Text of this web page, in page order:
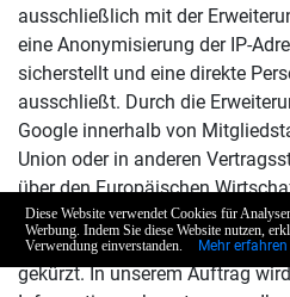
ausschließlich mit der
eine Anonymisierung der IP-
sicherstellt und eine direkte
ausschließt. Durch die
Google innerhalb von
Union oder in anderen
über den Europäischen
in Ausnahmefällen wird die volle
Server von Google LLC.in den
gekürzt. In unserem Auftrag